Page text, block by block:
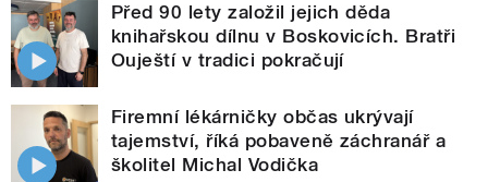
Před 90 lety založil jejich děda
knihařskou dílnu v Boskovicích. Bratři
Ouještí v tradici pokračují
Firemní lékárničky občas ukrývají
tajemství, říká pobaveně záchranář a
školitel Michal Vodička